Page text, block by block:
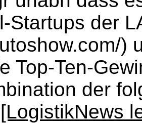
Startups der
)
Top-Ten-
der
[LogistikNews